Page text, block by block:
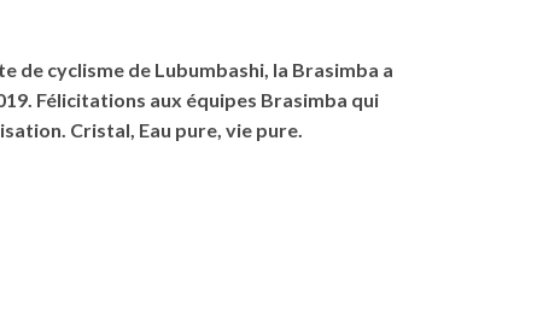
de cyclisme de Lubumbashi, la Brasimba a
Félicitations aux équipes Brasimba qui
Cristal, Eau pure, vie pure.